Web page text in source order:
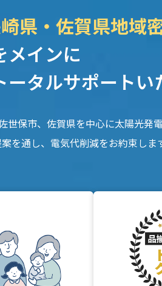
した！
営業でした。
もあり話を聞く事にしました。
もなると思い契約にいたりました。
。
結果を見ないと何とも言えないと
願っておりますし期待しております。
県・佐賀県地域
メインに
タルサポートい
保市、佐賀県を中心に太陽光発
を通し、電気代削減をお約束しま